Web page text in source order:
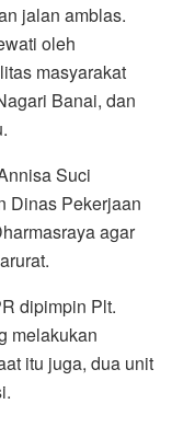
jalan amblas.
oleh
masyarakat
Banai, dan
Suci
Dinas Pekerjaan
agar
dipimpin Plt.
melakukan
itu juga, dua unit